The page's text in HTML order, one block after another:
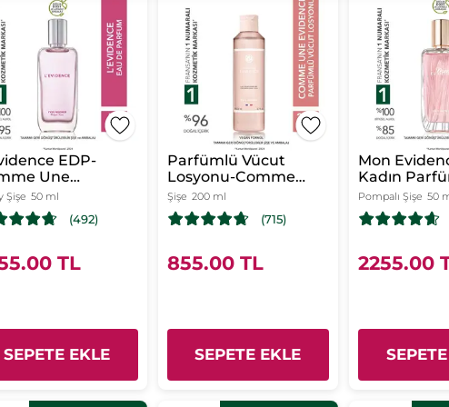
EDP-
Une
Kadın
Vegan
Şişe 50 ml
(492)
TL
SEPETE EKLE
Parfümlü Vücut
Losyonu-Comme
Une Evidence-Kadın
Parfüm-Vegan
Şişe 200 ml
(715)
855.00 TL
SEPETE EKLE
Mon
Kadın
Comme
Evidence
Pompalı Şişe 50
2255.00